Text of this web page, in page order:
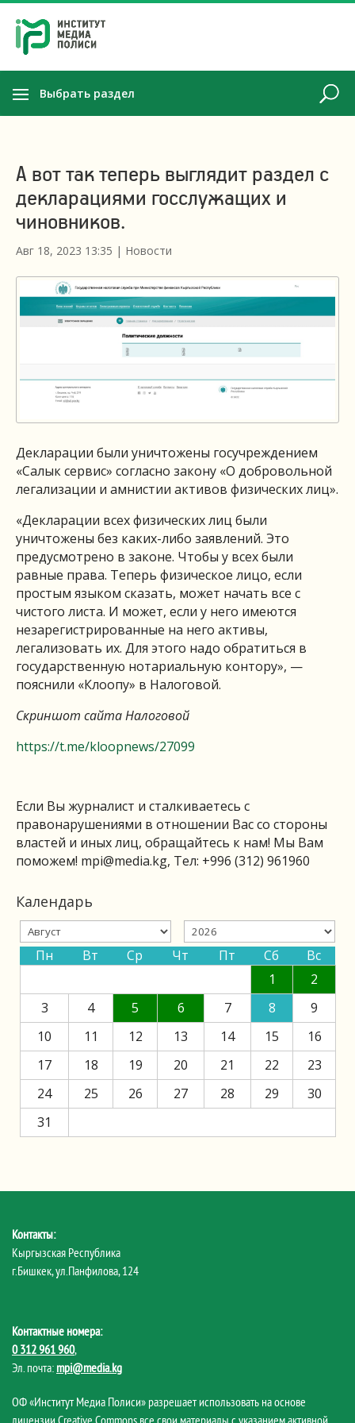
Выбрать раздел
А вот так теперь выглядит раздел с
декларациями госслужащих и
чиновников.
Авг 18, 2023 13:35 | Новости
Декларации были уничтожены госучреждением
«Салык сервис» согласно закону «О добровольной
легализации и амнистии активов физических лиц».
«Декларации всех физических лиц были
уничтожены без каких-либо заявлений. Это
предусмотрено в законе. Чтобы у всех были
равные права. Теперь физическое лицо, если
простым языком сказать, может начать все с
чистого листа. И может, если у него имеются
незарегистрированные на него активы,
легализовать их. Для этого надо обратиться в
государственную нотариальную контору», —
пояснили «Клоопу» в Налоговой.
Скриншот сайта Налоговой
https://t.me/kloopnews/27099
Если Вы журналист и сталкиваетесь с
правонарушениями в отношении Вас со стороны
властей и иных лиц, обращайтесь к нам! Мы Вам
поможем! mpi@media.kg, Тел: +996 (312) 961960
Календарь
Пн Вт Ср Чт Пт Сб
Вс
1
2
3
4 5 6 7 8
9
10
11 12 13 14 15
16
17
18 19 20 21 22
23
24
25 26 27 28 29
30
31
Контакты:
Кыргызская Республика
г.Бишкек, ул.Панфилова, 124
Контактные номера:
0 312 961 960,
Эл. почта: mpi@media.kg
ОФ «Институт Медиа Полиси» разрешает использовать на основе